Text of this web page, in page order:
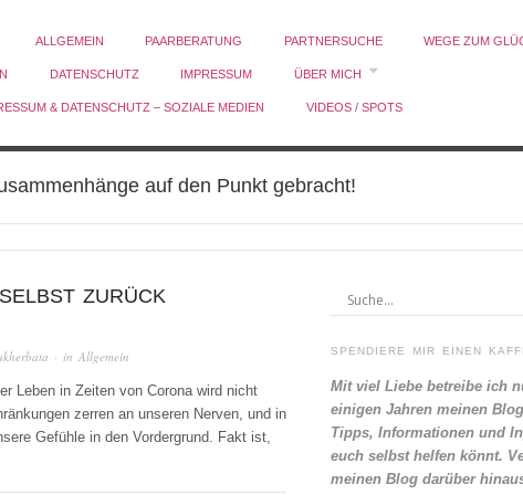
ALLGEMEIN PAARBERATUNG PARTNERSUCHE WEGE ZUM
DATENSCHUTZ IMPRESSUM ÜBER MICH
& DATENSCHUTZ – SOZIALE MEDIEN VIDEOS / SPOTS
auf den Punkt gebracht!
ZURÜCK
· in Allgemein
Leben in Zeiten von Corona wird nicht
zerren an unseren Nerven, und in
Gefühle in den Vordergrund. Fakt ist,
SPENDIERE MIR EINEN
Mit viel Liebe betreibe ich
einigen Jahren meinen
Tipps, Informationen und
euch selbst helfen könnt.
meinen Blog darüber